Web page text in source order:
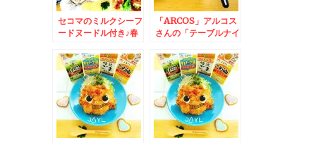
セコマのミルクシーフ
ードヌードル付き♪春
い」さんで宴会♪「ナ
ポリタン」がつゆだく
で(*´艸`*)
「ARCOS」アルコス
さんの「テーブルナイ
ば かぼちゃも切れる
し お肉も切れるし 力
入れなくても切れて
(@￣□￣@;)！！